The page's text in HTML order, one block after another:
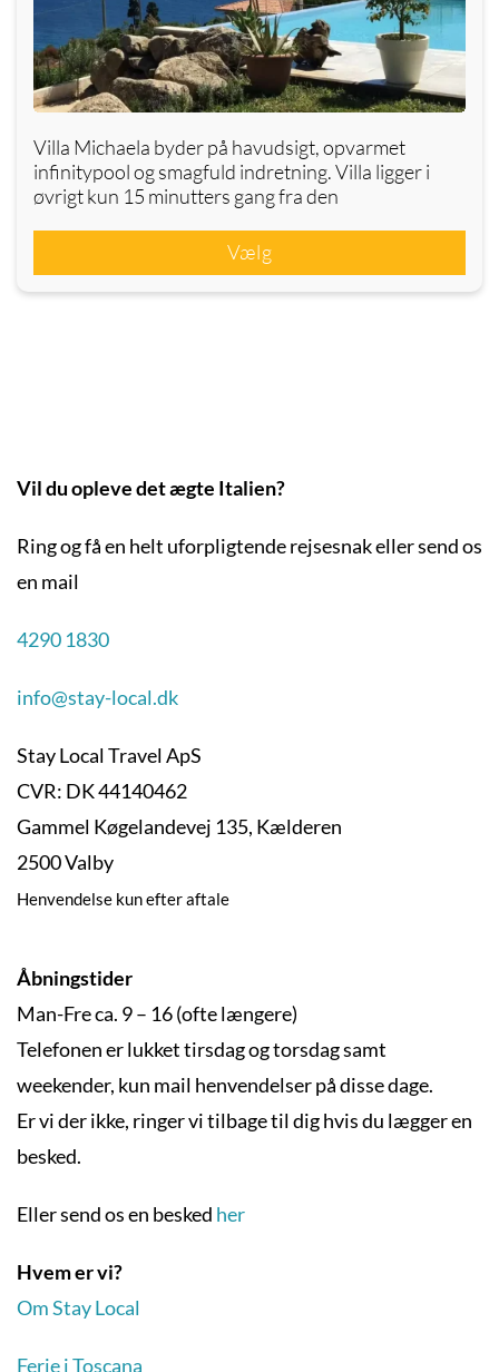
Villa Michaela byder på havudsigt, opvarmet
infinitypool og smagfuld indretning. Villa ligger i
øvrigt kun 15 minutters gang fra den
Vælg
Vil du opleve det ægte Italien?
Ring og få en helt uforpligtende rejsesnak eller send os
en mail
4290 1830
info@stay-local.dk
Stay Local Travel ApS
CVR: DK 44140462
Gammel Køgelandevej 135, Kælderen
2500 Valby
Henvendelse kun efter aftale
Åbningstider
Man-Fre ca. 9 – 16 (ofte længere)
Telefonen er lukket tirsdag og torsdag samt
weekender, kun mail henvendelser på disse dage.
Er vi der ikke, ringer vi tilbage til dig hvis du lægger en
besked.
Eller send os en besked her
Hvem er vi?
Om Stay Local
Ferie i Toscana